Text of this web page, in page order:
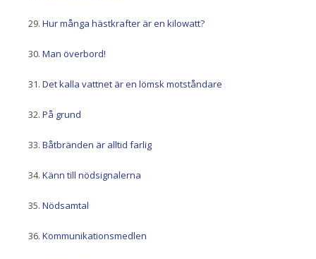
Hur många hästkrafter är en kilowatt?
Man överbord!
Det kalla vattnet är en lömsk motståndare
På grund
Båtbränden är alltid farlig
Känn till nödsignalerna
Nödsamtal
Kommunikationsmedlen